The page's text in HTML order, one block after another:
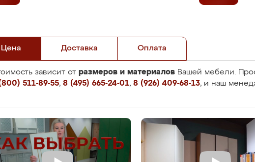
Цена Доставка Оплата
зависит от размеров и материалов Вашей мебели.
511-89-55, 8 (495) 665-24-01, 8 (926) 409-68-13, и наш